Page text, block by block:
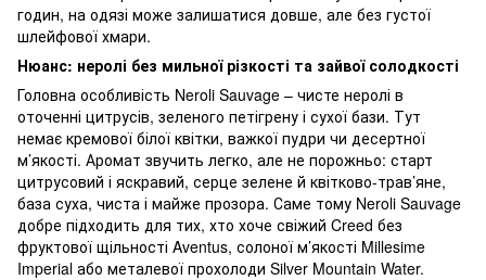
годин, на одязі може залишатися довше, але без густої
шлейфової хмари.
Нюанс: неролі без мильної різкості та зайвої солодкості
Головна особливість Neroli Sauvage – чисте неролі в
оточенні цитрусів, зеленого петігрену і сухої бази. Тут
немає кремової білої квітки, важкої пудри чи десертної
м’якості. Аромат звучить легко, але не порожньо: старт
цитрусовий і яскравий, серце зелене й квітково-трав’яне,
база суха, чиста і майже прозора. Саме тому Neroli Sauvage
добре підходить для тих, хто хоче свіжий Creed без
фруктової щільності Aventus, солоної м’якості Millesime
Imperial або металевої прохолоди Silver Mountain Water.